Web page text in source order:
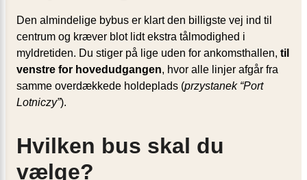
Den almindelige bybus er klart den billigste vej ind til
centrum og kræver blot lidt ekstra tålmodighed i
myldretiden. Du stiger på lige uden for ankomsthallen, til
venstre for hovedudgangen, hvor alle linjer afgår fra
samme overdækkede holdeplads (przystanek “Port
Lotniczy”).
Hvilken bus skal du
vælge?